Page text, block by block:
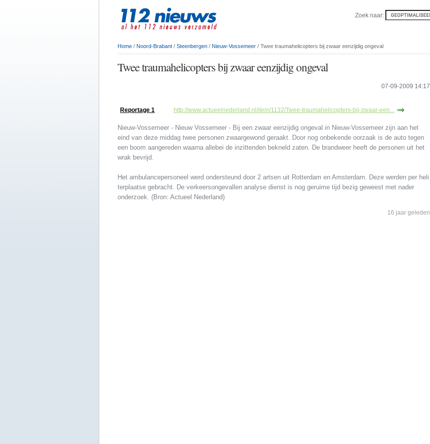
Zoek naar:
Home / Noord-Brabant / Steenbergen / Nieuw-Vossemeer / Twee traumahelicopters bij zwaar eenzijdig ongeval
Twee traumahelicopters bij zwaar eenzijdig ongeval
07-09-2009 14:17
Reportage 1 http://www.actueelnederland.nl/item/1132/Twee-traumahelicopters-bij-zwaar-een...
Nieuw-Vossemeer - Nieuw Vossemeer - Bij een zwaar eenzijdig ongeval in Nieuw-Vossemeer zijn aan het
eind van deze middag twee personen zwaargewond geraakt. Door nog onbekende oorzaak is de auto tegen
een boom aangereden waarna allebei de inzittenden bekneld zaten. De brandweer heeft de personen uit het
wrak bevrijd.
Het ambulancepersoneel werd ondersteund door 2 artsen uit Rotterdam en Amsterdam. Deze werden per heli
terplaatse gebracht. De verkeersongevallen analyse dienst is nog geruime tijd bezig geweest met nader
onderzoek. (Bron: Actueel Nederland)
16 jaar geleden